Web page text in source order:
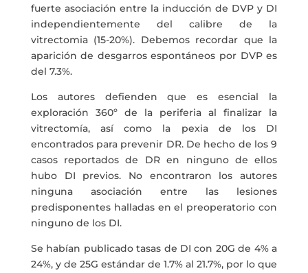
fuerte asociación entre la inducción de DVP y DI
independientemente del calibre de la
vitrectomia (15-20%). Debemos recordar que la
aparición de desgarros espontáneos por DVP es
del 7.3%.
Los autores defienden que es esencial la
exploración 360º de la periferia al finalizar la
vitrectomía, así como la pexia de los DI
encontrados para prevenir DR. De hecho de los 9
casos reportados de DR en ninguno de ellos
hubo DI previos. No encontraron los autores
ninguna asociación entre las lesiones
predisponentes halladas en el preoperatorio con
ninguno de los DI.
Se habían publicado tasas de DI con 20G de 4% a
24%, y de 25G estándar de 1.7% al 21.7%, por lo que